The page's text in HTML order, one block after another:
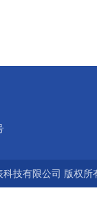
科技有限公司 版权